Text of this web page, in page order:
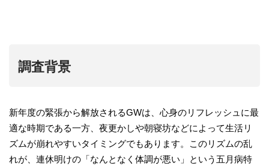
調査背景
新年度の緊張から解放されるGWは、心身のリフレッシュに最
適な時期である一方、夜更かしや朝寝坊などによって生活リ
ズムが崩れやすいタイミングでもあります。このリズムの乱
れが、連休明けの「なんとなく体調が悪い」という五月病特